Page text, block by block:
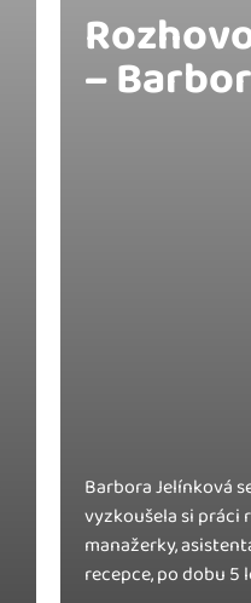
–
Barbora Jelínková
vyzkoušela si práci
manažerky,
recepce, po dobu 5